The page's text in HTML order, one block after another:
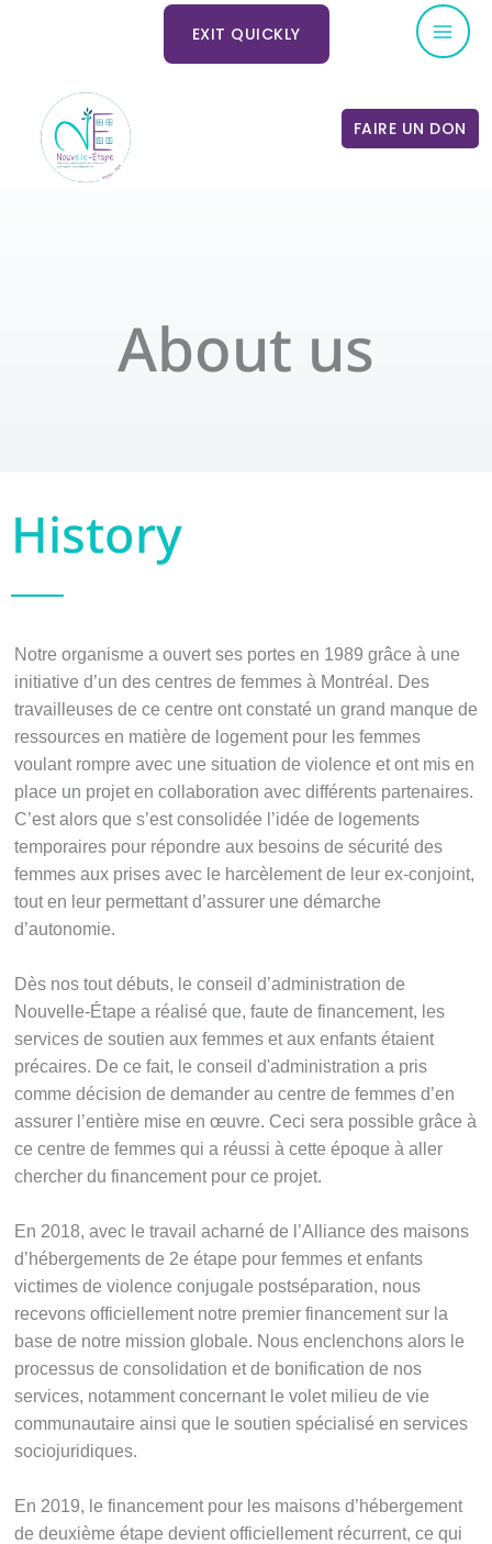
EXIT QUICKLY
FAIRE UN DON
About us
History
Notre organisme a ouvert ses portes en 1989 grâce à une
initiative d’un des centres de femmes à Montréal. Des
travailleuses de ce centre ont constaté un grand manque de
ressources en matière de logement pour les femmes
voulant rompre avec une situation de violence et ont mis en
place un projet en collaboration avec différents partenaires.
C’est alors que s’est consolidée l’idée de logements
temporaires pour répondre aux besoins de sécurité des
femmes aux prises avec le harcèlement de leur ex-conjoint,
tout en leur permettant d’assurer une démarche
d’autonomie.
Dès nos tout débuts, le conseil d’administration de
Nouvelle-Étape a réalisé que, faute de financement, les
services de soutien aux femmes et aux enfants étaient
précaires. De ce fait, le conseil d'administration a pris
comme décision de demander au centre de femmes d’en
assurer l’entière mise en œuvre. Ceci sera possible grâce à
ce centre de femmes qui a réussi à cette époque à aller
chercher du financement pour ce projet.
En 2018, avec le travail acharné de l’Alliance des maisons
d’hébergements de 2e étape pour femmes et enfants
victimes de violence conjugale postséparation, nous
recevons officiellement notre premier financement sur la
base de notre mission globale. Nous enclenchons alors le
processus de consolidation et de bonification de nos
services, notamment concernant le volet milieu de vie
communautaire ainsi que le soutien spécialisé en services
sociojuridiques.
En 2019, le financement pour les maisons d’hébergement
de deuxième étape devient officiellement récurrent, ce qui